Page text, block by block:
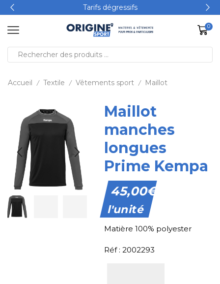
Tarifs dégressifs
0
Accueil / Textile / Vêtements sport / Maillot
Maillot
manches
longues
Prime Kempa
45,00€
l'unité
Matière 100% polyester
Réf : 2002293